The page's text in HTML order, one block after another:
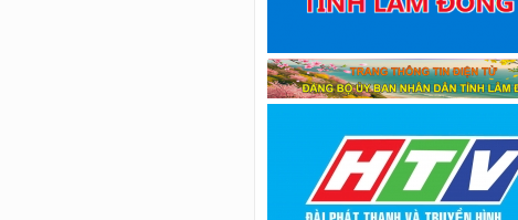
XSKT Vĩnh Long
XSKT Bình Dương
XSKT Long An
XSKT Bình Phước